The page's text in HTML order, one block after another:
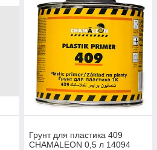
Грунт для пластика 409
CHAMALEON 0,5 л 14094